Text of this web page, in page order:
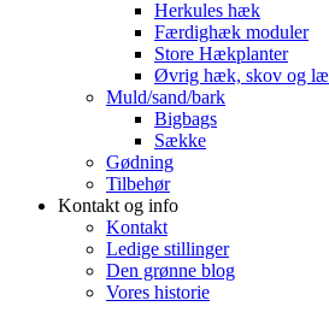
Herkules hæk
Færdighæk moduler
Store Hækplanter
Øvrig hæk, skov og læ
Muld/sand/bark
Bigbags
Sække
Gødning
Tilbehør
Kontakt og info
Kontakt
Ledige stillinger
Den grønne blog
Vores historie